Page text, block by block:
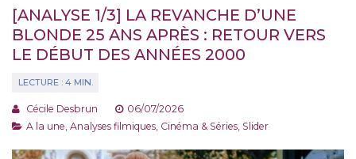
[ANALYSE 1/3] LA REVANCHE D’UNE
BLONDE 25 ANS APRÈS : RETOUR VERS
LE DÉBUT DES ANNÉES 2000
Cécile Desbrun
06/07/2026
A la une Analyses filmiques Cinéma & Séries Slider